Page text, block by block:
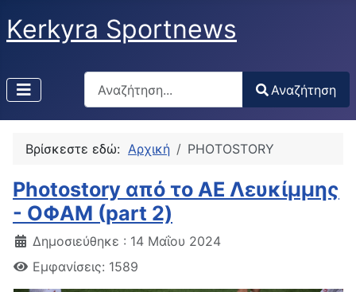
Kerkyra Sportnews
Αναζήτηση
Type 2 or more characters for results.
Αναζήτηση
Βρίσκεστε εδώ: Αρχική PHOTOSTORY
Photostory από το ΑΕ Λευκίμμης
- ΟΦΑΜ (part 2)
Δημοσιεύθηκε : 14 Μαΐου 2024
Εμφανίσεις: 1589